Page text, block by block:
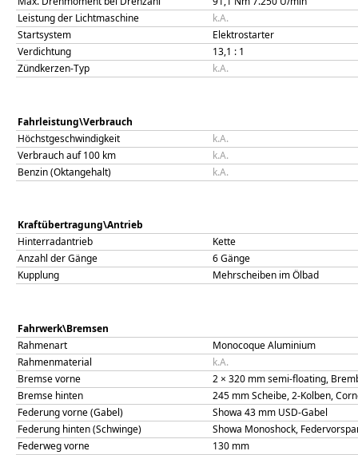
Leistung der Lichtmaschine
k.A.
Startsystem
Elektrostarter
Verdichtung
13,1 : 1
Zündkerzen-Typ
k.A.
Fahrleistung\Verbrauch
Höchstgeschwindigkeit
k.A.
Verbrauch auf 100 km
k.A.
Benzin (Oktangehalt)
k.A.
Kraftübertragung\Antrieb
Hinterradantrieb
Kette
Anzahl der Gänge
6 Gänge
Kupplung
Mehrscheiben im Ölbad
Fahrwerk\Bremsen
Rahmenart
Monocoque Aluminium
Rahmenmaterial
k.A.
Bremse vorne
2 × 320 mm semi-floating,
Bremse hinten
245 mm Scheibe, 2-Kolben,
Federung vorne (Gabel)
Showa 43 mm USD-Gabel
Federung hinten (Schwinge)
Showa Monoshock,
Federweg vorne
130 mm